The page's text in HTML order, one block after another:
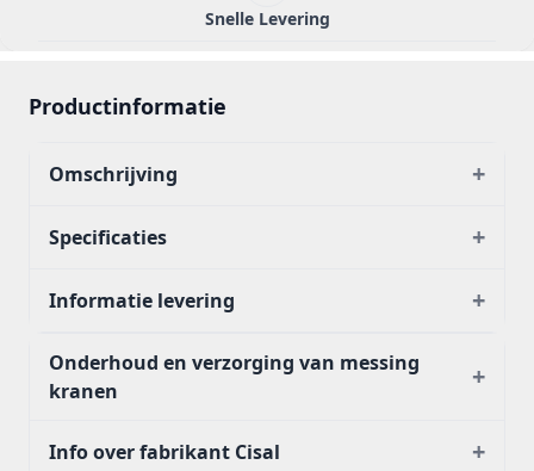
Snelle Levering
Productinformatie
Omschrijving +
Specificaties +
Informatie levering +
Onderhoud en verzorging van messing
kranen
+
Info over fabrikant Cisal +